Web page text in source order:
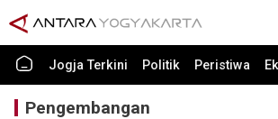
Jogja Terkini Politik Peristiwa
Pengembangan